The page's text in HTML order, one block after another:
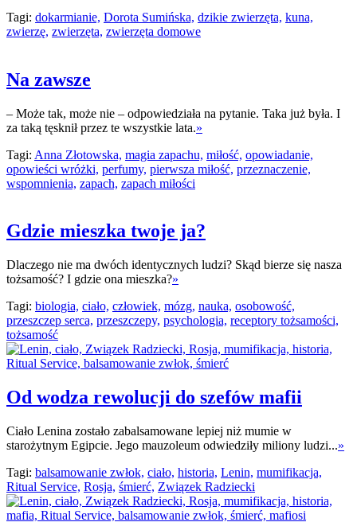
Tagi: dokarmianie, Dorota Sumińska, dzikie zwierzęta, kuna,
zwierzę, zwierzęta, zwierzęta domowe
Na zawsze
– Może tak, może nie – odpowiedziała na pytanie. Taka już była. I
za taką tęsknił przez te wszystkie lata.»
Tagi: Anna Złotowska, magia zapachu, miłość, opowiadanie,
opowieści wróżki, perfumy, pierwsza miłość, przeznaczenie,
wspomnienia, zapach, zapach miłości
Gdzie mieszka twoje ja?
Dlaczego nie ma dwóch identycznych ludzi? Skąd bierze się nasza
tożsamość? I gdzie ona mieszka?»
Tagi: biologia, ciało, człowiek, mózg, nauka, osobowość,
przeszczep serca, przeszczepy, psychologia, receptory tożsamości,
tożsamość
Od wodza rewolucji do szefów mafii
Ciało Lenina zostało zabalsamowane lepiej niż mumie w
starożytnym Egipcie. Jego mauzoleum odwiedziły miliony ludzi...»
Tagi: balsamowanie zwłok, ciało, historia, Lenin, mumifikacja,
Ritual Service, Rosja, śmierć, Związek Radziecki